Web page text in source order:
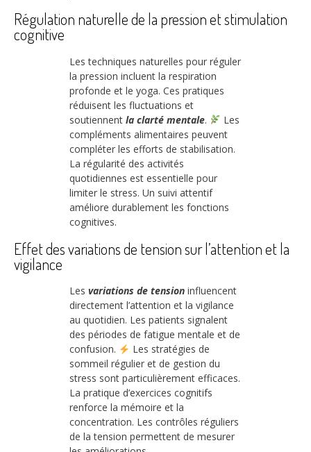
Régulation naturelle de la pression et stimulation
cognitive
Les techniques naturelles pour réguler
la pression incluent la respiration
profonde et le yoga. Ces pratiques
réduisent les fluctuations et
soutiennent la clarté mentale.
Les
compléments alimentaires peuvent
compléter les efforts de stabilisation.
La régularité des activités
quotidiennes est essentielle pour
limiter le stress. Un suivi attentif
améliore durablement les fonctions
cognitives.
Effet des variations de tension sur l’attention et la
vigilance
Les variations de tension influencent
directement l’attention et la vigilance
au quotidien. Les patients signalent
des périodes de fatigue mentale et de
confusion.
Les stratégies de
sommeil régulier et de gestion du
stress sont particulièrement efficaces.
La pratique d’exercices cognitifs
renforce la mémoire et la
concentration. Les contrôles réguliers
de la tension permettent de mesurer